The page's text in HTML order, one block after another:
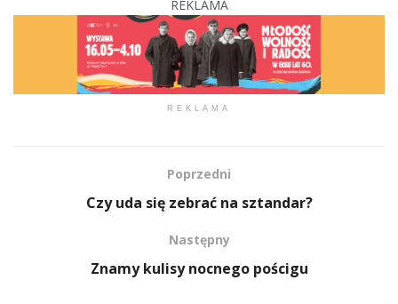
REKLAMA
REKLAMA
Poprzedni
Czy uda się zebrać na sztandar?
Następny
Znamy kulisy nocnego pościgu